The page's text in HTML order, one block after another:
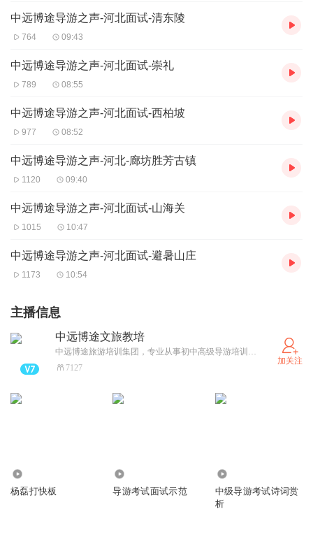
中远博途导游之声-河北面试-清东陵
764 09:43
中远博途导游之声-河北面试-崇礼
789 08:55
中远博途导游之声-河北面试-西柏坡
977 08:52
中远博途导游之声-河北-廊坊胜芳古镇
1120 09:40
中远博途导游之声-河北面试-山海关
1015 10:47
中远博途导游之声-河北面试-避暑山庄
1173 10:54
主播信息
中远博途文旅教培
中远博途旅游培训集团，专业从事初中高级导游培训的机构，目前中国规模辐射20个省份，让5万人成功进入旅游行业。连续20年导游考试通过人数和通过率名列前茅。统一咨询热线4000090862。负责人杨磊老师，全国优秀导游员，国家高级导游员，首批中国好导游，国家金牌导游员。
7127
加关注
杨磊打快板 导游考试面试示范
中级导游考试诗词赏
析